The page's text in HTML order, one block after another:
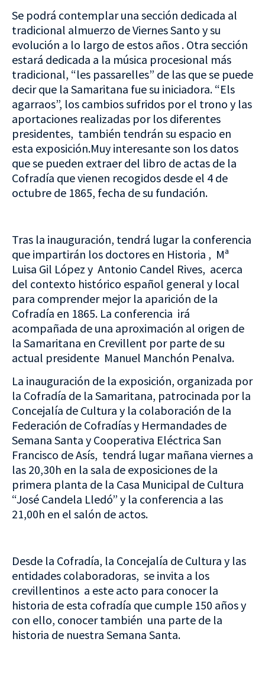
Se podrá contemplar una sección dedicada al
tradicional almuerzo de Viernes Santo y su
evolución a lo largo de estos años . Otra sección
estará dedicada a la música procesional más
tradicional, “les passarelles” de las que se puede
decir que la Samaritana fue su iniciadora. “Els
agarraos”, los cambios sufridos por el trono y las
aportaciones realizadas por los diferentes
presidentes, también tendrán su espacio en
esta exposición.Muy interesante son los datos
que se pueden extraer del libro de actas de la
Cofradía que vienen recogidos desde el 4 de
octubre de 1865, fecha de su fundación.
Tras la inauguración, tendrá lugar la conferencia
que impartirán los doctores en Historia , Mª
Luisa Gil López y Antonio Candel Rives, acerca
del contexto histórico español general y local
para comprender mejor la aparición de la
Cofradía en 1865. La conferencia irá
acompañada de una aproximación al origen de
la Samaritana en Crevillent por parte de su
actual presidente Manuel Manchón Penalva.
La inauguración de la exposición, organizada por
la Cofradía de la Samaritana, patrocinada por la
Concejalía de Cultura y la colaboración de la
Federación de Cofradías y Hermandades de
Semana Santa y Cooperativa Eléctrica San
Francisco de Asís, tendrá lugar mañana viernes a
las 20,30h en la sala de exposiciones de la
primera planta de la Casa Municipal de Cultura
“José Candela Lledó” y la conferencia a las
21,00h en el salón de actos.
Desde la Cofradía, la Concejalía de Cultura y las
entidades colaboradoras, se invita a los
crevillentinos a este acto para conocer la
historia de esta cofradía que cumple 150 años y
con ello, conocer también una parte de la
historia de nuestra Semana Santa.